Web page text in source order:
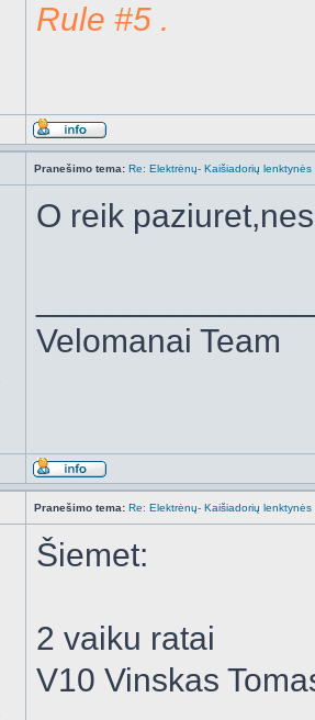
Rule #5 .
Pranešimo tema: Re: Elektrėnų- Kaišiadorių lenktynės
O reik
Velomanai Team
Pranešimo tema: Re: Elektrėnų- Kaišiadorių lenktynės
Šiemet:
2 vaiku ratai
V10 Vinskas